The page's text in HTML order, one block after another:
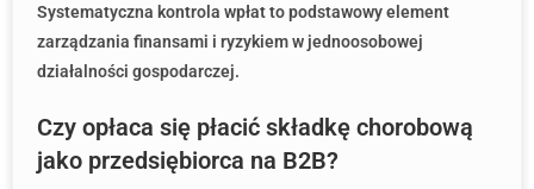
Systematyczna kontrola wpłat to podstawowy element
zarządzania finansami i ryzykiem w jednoosobowej
działalności gospodarczej.
Czy opłaca się płacić składkę chorobową
jako przedsiębiorca na B2B?